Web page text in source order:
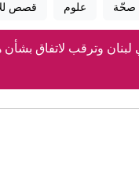
صحّة علوم قصص
لبنان وترقب لاتفاق
التجريبية واتفاق